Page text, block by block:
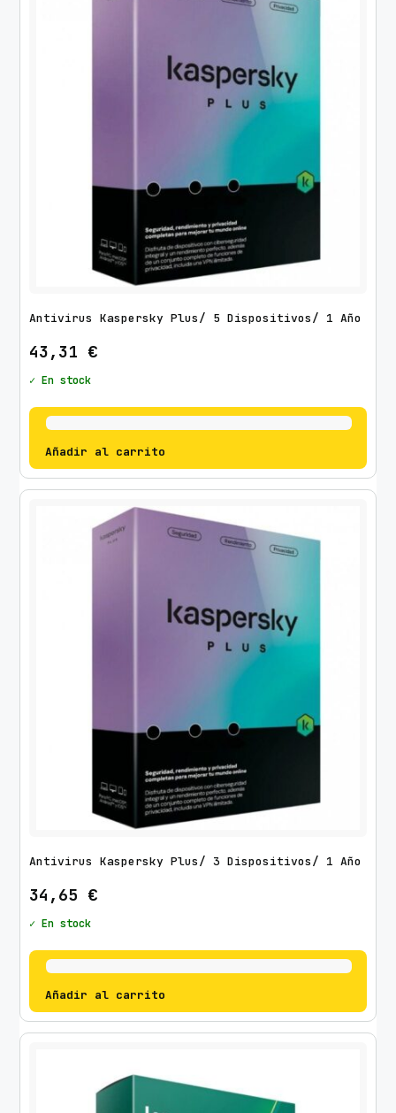
Antivirus Kaspersky Plus/ 5 Dispositivos/ 1 Año
43,31 €
✓ En stock
Añadir al carrito
Antivirus Kaspersky Plus/ 3 Dispositivos/ 1 Año
34,65 €
✓ En stock
Añadir al carrito